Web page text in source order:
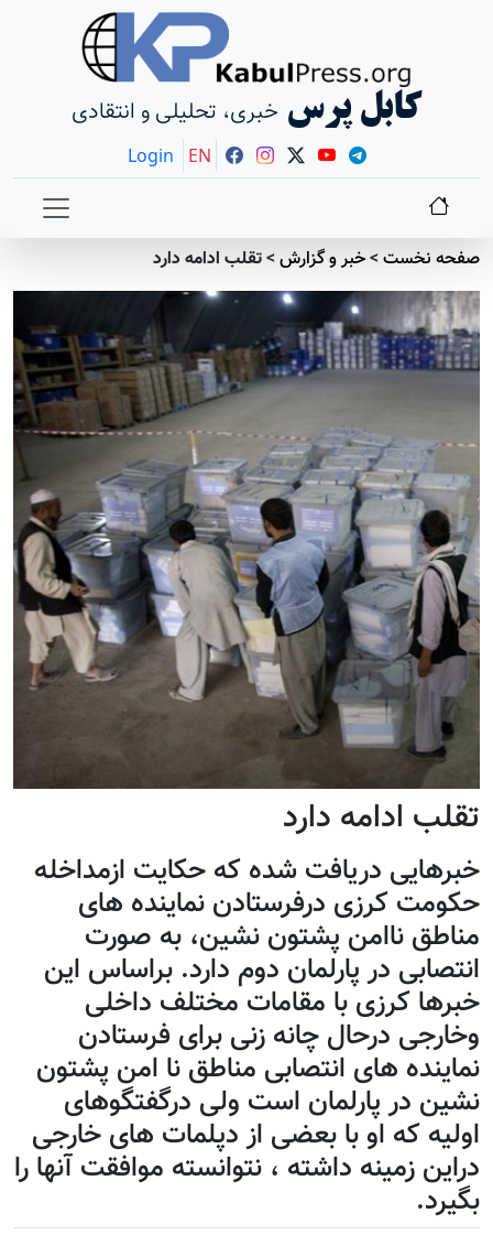
کابل پرس خبری، تحلیلی و انتقادی
Login EN
صفحه نخست>خبر و گزارش>تقلب ادامه دارد
تقلب ادامه دارد
خبرهایی دریافت شده که حکایت ازمداخله
حکومت کرزی درفرستادن نماینده های
مناطق ناامن پشتون نشین، به صورت
انتصابی در پارلمان دوم دارد. براساس این
خبرها کرزی با مقامات مختلف داخلی
وخارجی درحال چانه زنی برای فرستادن
نماینده های انتصابی مناطق نا امن پشتون
نشین در پارلمان است ولی درگفتگوهای
اولیه که او با بعضی از دپلمات های خارجی
دراین زمینه داشته ، نتوانسته موافقت آنها را
بگیرد.